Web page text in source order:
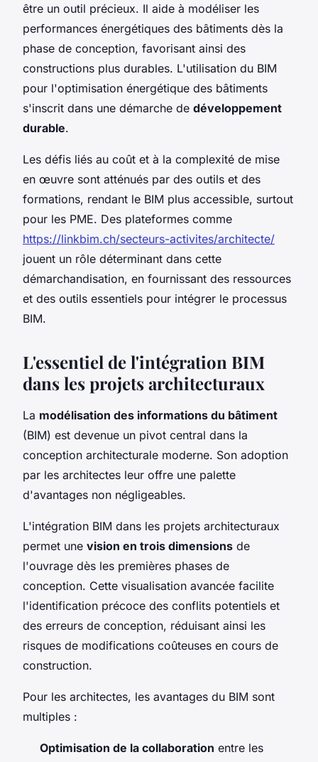
être un outil précieux. Il aide à modéliser les
performances énergétiques des bâtiments dès la
phase de conception, favorisant ainsi des
constructions plus durables. L'utilisation du BIM
pour l'optimisation énergétique des bâtiments
s'inscrit dans une démarche de développement
durable.
Les défis liés au coût et à la complexité de mise
en œuvre sont atténués par des outils et des
formations, rendant le BIM plus accessible, surtout
pour les PME. Des plateformes comme
https://linkbim.ch/secteurs-activites/architecte/
jouent un rôle déterminant dans cette
démarchandisation, en fournissant des ressources
et des outils essentiels pour intégrer le processus
BIM.
L'essentiel de l'intégration BIM
dans les projets architecturaux
La modélisation des informations du bâtiment
(BIM) est devenue un pivot central dans la
conception architecturale moderne. Son adoption
par les architectes leur offre une palette
d'avantages non négligeables.
L'intégration BIM dans les projets architecturaux
permet une vision en trois dimensions de
l'ouvrage dès les premières phases de
conception. Cette visualisation avancée facilite
l'identification précoce des conflits potentiels et
des erreurs de conception, réduisant ainsi les
risques de modifications coûteuses en cours de
construction.
Pour les architectes, les avantages du BIM sont
multiples :
Optimisation de la collaboration entre les